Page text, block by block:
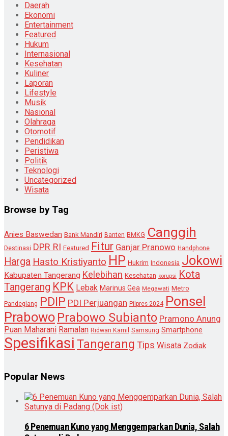
Daerah
Ekonomi
Entertainment
Featured
Hukum
Internasional
Kesehatan
Kuliner
Laporan
Lifestyle
Musik
Nasional
Olahraga
Otomotif
Pendidikan
Peristiwa
Politik
Teknologi
Uncategorized
Wisata
Browse by Tag
Anies Baswedan Bank Mandiri Banten BMKG Canggih
Destinasi DPR RI Featured Fitur Ganjar Pranowo Handphone
Harga Hasto Kristiyanto HP Hukrim Indonesia Jokowi
Kabupaten Tangerang Kelebihan Kesehatan korupsi
Kota
Tangerang KPK Lebak Marinus Gea Megawati Metro
Pandeglang PDIP PDI Perjuangan Pilpres 2024 Ponsel
Prabowo Prabowo Subianto Pramono Anung
Puan Maharani Ramalan Ridwan Kamil Samsung Smartphone
Spesifikasi Tangerang Tips Wisata Zodiak
Popular News
6 Penemuan Kuno yang Menggemparkan Dunia, Salah